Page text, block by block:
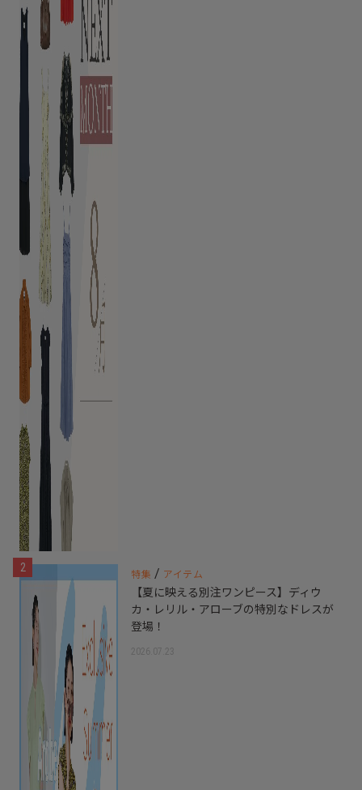
2 特集 / アイテム
【夏に映える別注ワンピース】ディウ
カ・レリル・アローブの特別なドレスが
登場！
2026.07.23